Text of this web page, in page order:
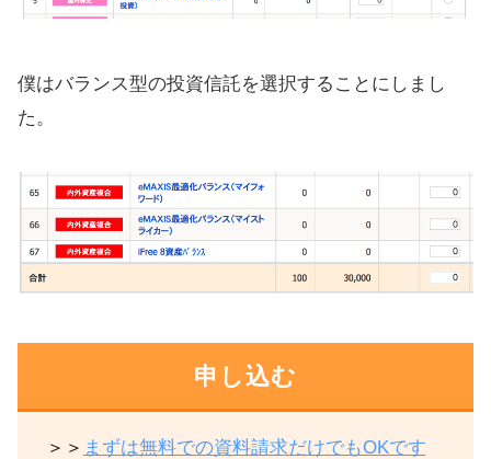
僕はバランス型の投資信託を選択することにしまし
た。
申し込む
＞＞ まずは無料での資料請求だけでもOKです